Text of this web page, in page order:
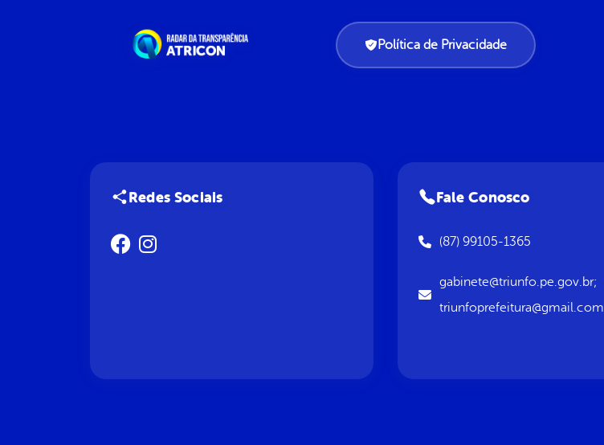
Política de Privacidade
Redes Sociais Fale Conosco
(87) 99105-1365
gabinete@triunfo.pe.gov.br;
triunfoprefeitura@gmail.com